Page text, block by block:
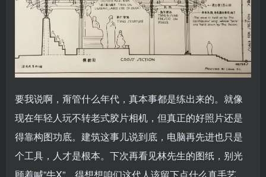
要我说啊，甭管什么年代，真本事都是练出来的。就像
现在年轻人玩不转老式胶片相机，但真正的好照片还是
得靠构图功底。建筑这事儿说到底，电脑再先进也只是
个工具，人才是根本。下次再看见林先生的图纸，别光